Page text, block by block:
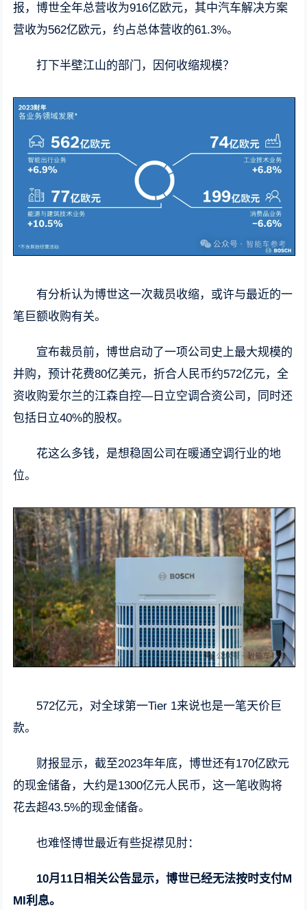
报，博世全年总营收为916亿欧元，其中汽车解决方案
营收为562亿欧元，约占总体营收的61.3%。
打下半壁江山的部门，因何收缩规模？
有分析认为博世这一次裁员收缩，或许与最近的一
笔巨额收购有关。
宣布裁员前，博世启动了一项公司史上最大规模的
并购，预计花费80亿美元，折合人民币约572亿元，全
资收购爱尔兰的江森自控—日立空调合资公司，同时还
包括日立40%的股权。
花这么多钱，是想稳固公司在暖通空调行业的地
位。
572亿元，对全球第一Tier 1来说也是一笔天价巨
款。
财报显示，截至2023年年底，博世还有170亿欧元
的现金储备，大约是1300亿元人民币，这一笔收购将
花去超43.5%的现金储备。
也难怪博世最近有些捉襟见肘：
10月11日相关公告显示，博世已经无法按时支付M
MI利息。